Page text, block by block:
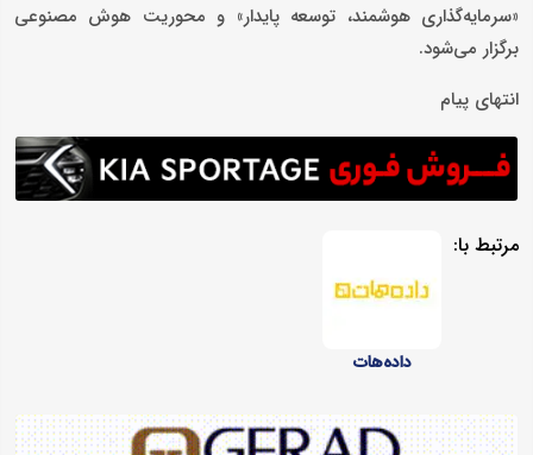
«سرمایه‌گذاری هوشمند، توسعه پایدار» و محوریت هوش مصنوعی
برگزار می‌شود.
انتهای پیام
مرتبط با:
داده‌هات